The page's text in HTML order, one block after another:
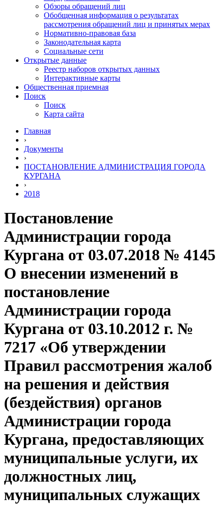
Обзоры обращений лиц
Обобщенная информация о результатах
рассмотрения обращений лиц и принятых мерах
Нормативно-правовая база
Законодательная карта
Социальные сети
Открытые данные
Реестр наборов открытых данных
Интерактивные карты
Общественная приемная
Поиск
Поиск
Карта сайта
Главная
›
Документы
›
ПОСТАНОВЛЕНИЕ АДМИНИСТРАЦИЯ ГОРОДА
КУРГАНА
›
2018
Постановление
Администрации города
Кургана от 03.07.2018 № 4145
О внесении изменений в
постановление
Администрации города
Кургана от 03.10.2012 г. №
7217 «Об утверждении
Правил рассмотрения жалоб
на решения и действия
(бездействия) органов
Администрации города
Кургана, предоставляющих
муниципальные услуги, их
должностных лиц,
муниципальных служащих